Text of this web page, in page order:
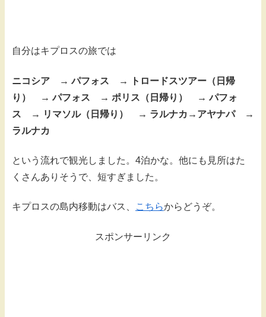
自分はキプロスの旅では
ニコシア → パフォス → トロードスツアー（日帰
り） → パフォス → ポリス（日帰り） → パフォ
ス → リマソル（日帰り） → ラルナカ→アヤナパ →
ラルナカ
という流れで観光しました。4泊かな。他にも見所はた
くさんありそうで、短すぎました。
キプロスの島内移動はバス、 こちらからどうぞ。
スポンサーリンク